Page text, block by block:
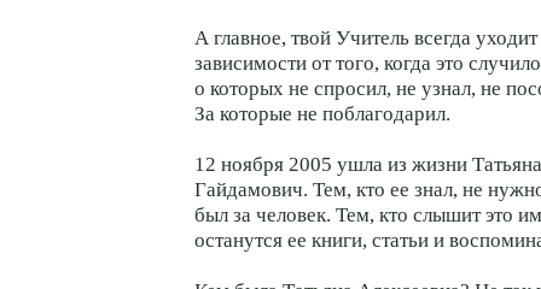
А главное, твой Учитель всегда
зависимости от того, когда это
о которых не спросил, не узнал, не
За которые не поблагодарил.
12 ноября 2005 ушла из жизни
Гайдамович. Тем, кто ее знал, не
был за человек. Тем, кто слышит это
останутся ее книги, статьи и